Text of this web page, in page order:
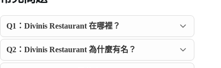
Q1：Divinis Restaurant 在哪裡？
Q2：Divinis Restaurant 為什麼有名？